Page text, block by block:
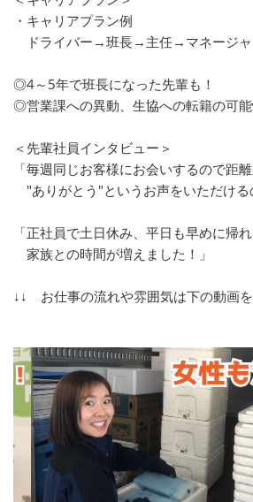
・キャリアプラン例
ドライバー→班長→主任→マネージャ
◎4～5年で班長になった先輩も！
◎営業課への異動、生協への転籍の可能
＜先輩社員インタビュー＞
「毎週同じお客様にお会いするので距離
"ありがとう"というお声をいただける
「正社員で土日休み、平日も早めに帰れ
家族との時間が増えました！」
↓↓ お仕事の流れや雰囲気は下の動画